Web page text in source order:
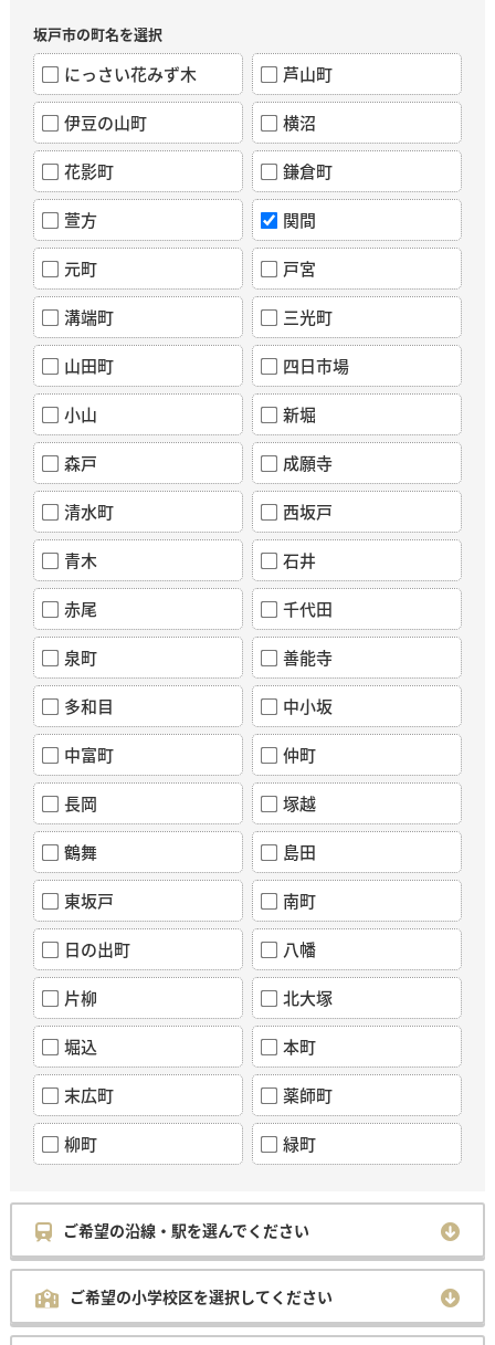
坂戸市の町名を選択
にっさい花みず木 芦山町
伊豆の山町 横沼
花影町 鎌倉町
萱方 関間
元町 戸宮
溝端町 三光町
山田町 四日市場
小山 新堀
森戸 成願寺
清水町 西坂戸
青木 石井
赤尾 千代田
泉町 善能寺
多和目 中小坂
中富町 仲町
長岡 塚越
鶴舞 島田
東坂戸 南町
日の出町 八幡
片柳 北大塚
堀込 本町
末広町 薬師町
柳町 緑町
ご希望の沿線・駅を選んでください
ご希望の小学校区を選択してください